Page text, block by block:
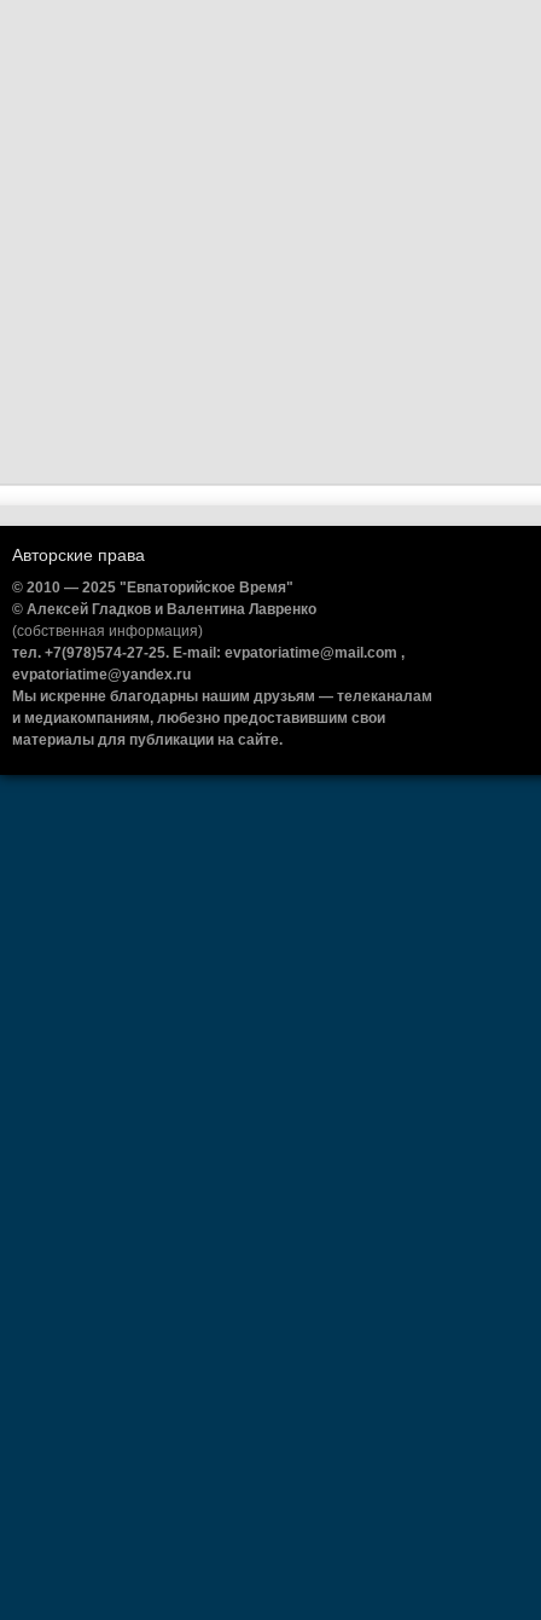
Авторские права
© 2010 — 2025 "Евпаторийское Время"
© Алексей Гладков и Валентина Лавренко
(собственная информация)
тел. +7(978)574-27-25. E-mail: evpatoriatime@mail.com ,
evpatoriatime@yandex.ru
Мы искренне благодарны нашим друзьям — телеканалам
и медиакомпаниям, любезно предоставившим свои
материалы для публикации на сайте.